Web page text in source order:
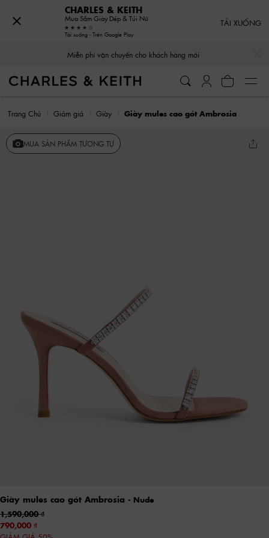
Miễn phí vận chuyển cho khách hàng mới
Trang Chủ Giảm giá Giày Giày mules cao gót Ambrosia
MUA SẢN PHẨM TƯƠNG TỰ
Giày mules cao gót Ambrosia - Nude
1,590,000
790,000
CHARLES & KEITH
Mua Sắm Giày Dép & Túi Nữ
Tải xuống - Trên Google Play
TẢI XUỐNG